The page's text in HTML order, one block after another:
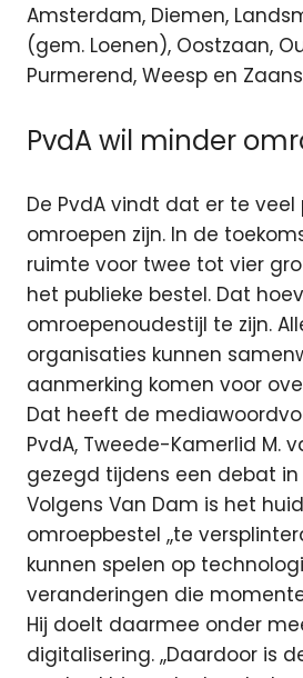
Amsterdam, Diemen,
(gem. Loenen), Oostzaan,
Purmerend, Weesp en
PvdA wil minder
De PvdA vindt dat er te veel
omroepen zijn. In de
ruimte voor twee tot vier
het publieke bestel. Dat
omroepenoudestijl te zijn.
organisaties kunnen
aanmerking komen voor
Dat heeft de
PvdA, Tweede-Kamerlid M.
gezegd tijdens een debat in
Volgens Van Dam is het
omroepbestel ,,te
kunnen spelen op
veranderingen die
Hij doelt daarmee onder
digitalisering. ,,Daardoor is